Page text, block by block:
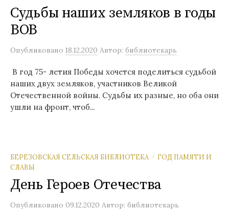
Судьбы наших земляков в годы
ВОВ
Опубликовано 18.12.2020 Автор: библиотекарь
В год 75- летия Победы хочется поделиться судьбой
наших двух земляков, участников Великой
Отечественной войны. Судьбы их разные, но оба они
ушли на фронт, чтоб...
БЕРЕЗОВСКАЯ СЕЛЬСКАЯ БИБЛИОТЕКА / ГОД ПАМЯТИ И
СЛАВЫ
День Героев Отечества
Опубликовано 09.12.2020 Автор: библиотекарь